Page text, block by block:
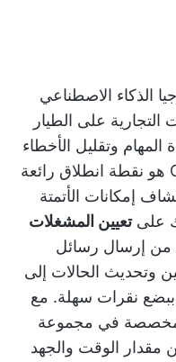
الذكاء الاصطناعي
التجارية على الطيار
المهام وتقليل الأخطاء
هو نقطة انطلاق رائعة
إمكانات الأتمتة
علىتعيين المشغلات
من إرسال رسائل
وتحديث الحالات إلى
ببضع نقرات سهلة. مع
في مجموعة
مقدار الوقت والجهد